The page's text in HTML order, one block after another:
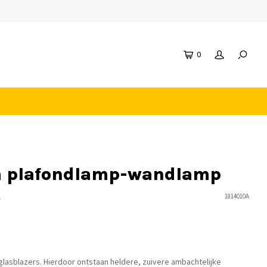
0
plafondlamp-wandlamp
1814010A
Hierdoor ontstaan heldere, zuivere ambachtelijke